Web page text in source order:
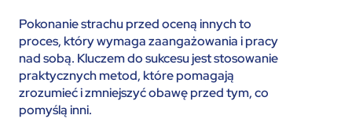
Pokonanie strachu przed oceną innych to
proces, który wymaga zaangażowania i pracy
nad sobą. Kluczem do sukcesu jest stosowanie
praktycznych metod, które pomagają
zrozumieć i zmniejszyć obawę przed tym, co
pomyślą inni.